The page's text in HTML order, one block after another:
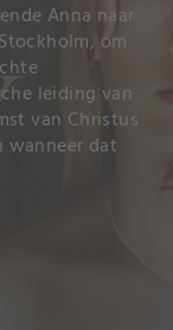
Anna naar
om
leiding van
van Christus
wanneer dat